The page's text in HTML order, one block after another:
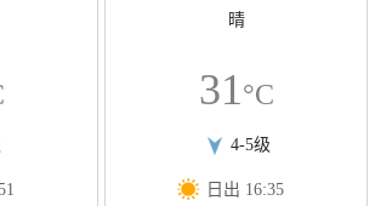
晴
31°C
4-5级
日出 16:35